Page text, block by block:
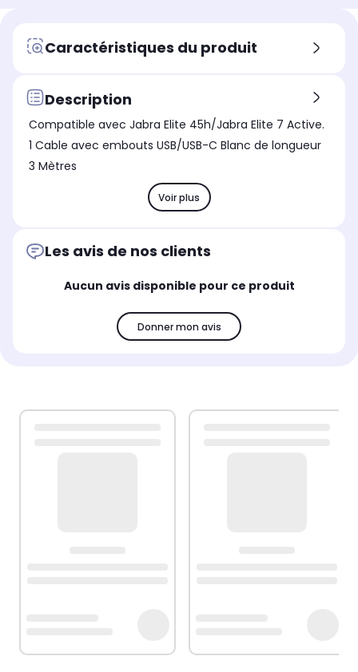
Caractéristiques du produit
Description
Compatible avec Jabra Elite 45h/Jabra Elite 7 Active.
1 Cable avec embouts USB/USB-C Blanc de longueur
3 Mètres
Voir plus
Les avis de nos clients
Aucun avis disponible pour ce produit
Donner mon avis